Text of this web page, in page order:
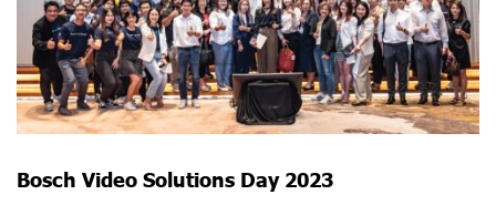
Bosch Video Solutions Day 2023